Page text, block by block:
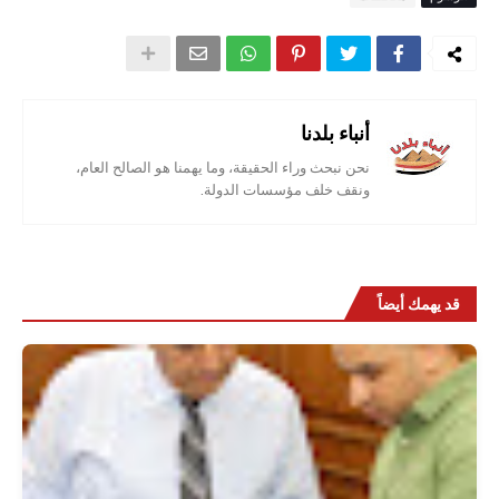
أنباء بلدنا
نحن نبحث وراء الحقيقة، وما يهمنا هو الصالح العام،
ونقف خلف مؤسسات الدولة.
قد يهمك أيضاً